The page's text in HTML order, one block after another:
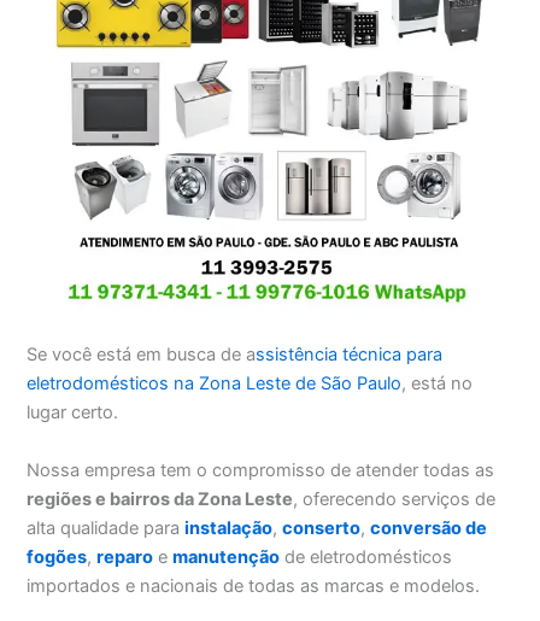
Se você está em busca de assistência técnica para
eletrodomésticos na Zona Leste de São Paulo, está no
lugar certo.
Nossa empresa tem o compromisso de atender todas as
regiões e bairros da Zona Leste, oferecendo serviços de
alta qualidade parainstalação,conserto,conversão de
fogões,reparo emanutenção de eletrodomésticos
importados e nacionais de todas as marcas e modelos.